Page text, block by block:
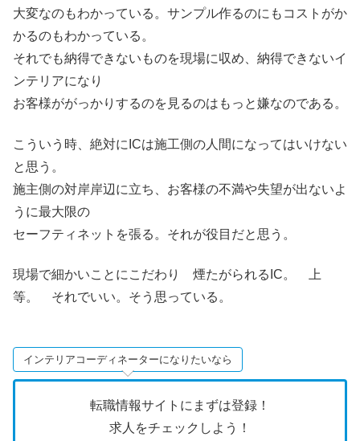
大変なのもわかっている。サンプル作るのにもコストがか
かるのもわかっている。
それでも納得できないものを現場に収め、納得できないイ
ンテリアになり
お客様ががっかりするのを見るのはもっと嫌なのである。
こういう時、絶対にICは施工側の人間になってはいけない
と思う。
施主側の対岸岸辺に立ち、お客様の不満や失望が出ないよ
うに最大限の
セーフティネットを張る。それが役目だと思う。
現場で細かいことにこだわり 煙たがられるIC。 上
等。 それでいい。そう思っている。
インテリアコーディネーターになりたいなら
転職情報サイトにまずは登録！
求人をチェックしよう！